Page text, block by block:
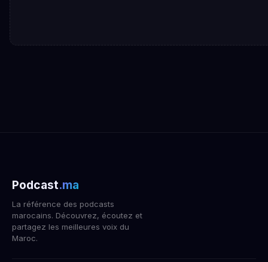
Podcast.ma
La référence des podcasts
marocains. Découvrez, écoutez et
partagez les meilleures voix du
Maroc.